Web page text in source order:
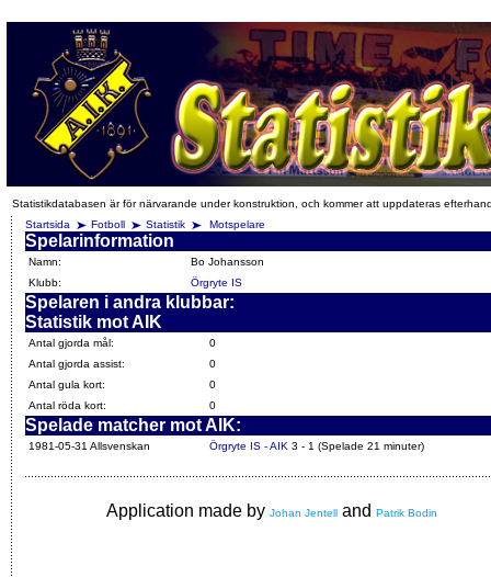
Statistikdatabasen är för närvarande under konstruktion, och kommer att uppdateras
Startsida
Fotboll Statistik Motspelare
Spelarinformation
Namn:
Bo Johansson
Klubb:
Örgryte IS
Spelaren i andra klubbar:
Statistik mot AIK
Antal gjorda mål:
0
Antal gjorda assist:
0
Antal gula kort:
0
Antal röda kort:
0
Spelade matcher mot AIK:
1981-05-31 Allsvenskan Örgryte IS - AIK 3 - 1 (Spelade 21 minuter)
Application made by Johan Jentell and Patrik Bodin